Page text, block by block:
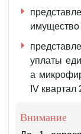
ст.448
НК
имущество
уплаты
а
IV квартал
Внимание